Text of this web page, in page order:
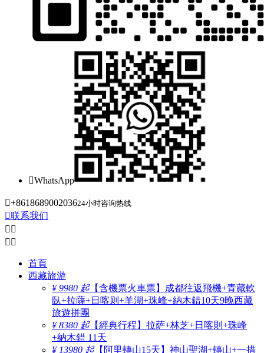
WhatsApp
+861868900203624小时咨询热线
联系我们
 
 
首頁
西藏旅游
¥ 9980 起【含機票火車票】成都往返飛機+青藏軟
臥+拉薩+日喀则+羊湖+珠峰+納木錯10天9晚西藏
旅遊拼團
¥ 8380 起【經典行程】拉萨+林芝+日喀則+珠峰
+納木錯 11天
¥ 13980 起【阿里轉山15天】神山聖湖+轉山+一措